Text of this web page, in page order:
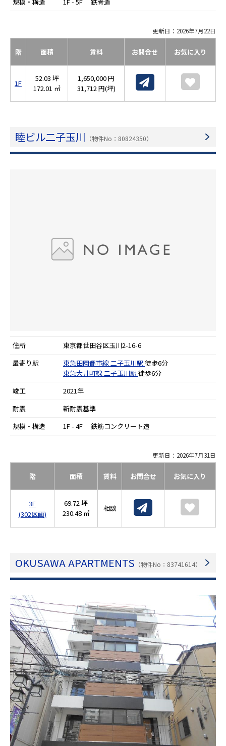
更新日：2026年7月22日
階 面積 賃料 お問合せ お気に入り
1F
52.03 坪
172.01 ㎡
1,650,000 円
31,712 円(坪)
睦ビル二子玉川 （物件No：80824350）
住所
東京都世田谷区玉川2-16-6
最寄り駅
東急田園都市線二子玉川駅 徒歩6分
東急大井町線二子玉川駅 徒歩6分
竣工
2021年
耐震
新耐震基準
規模・構造
1F - 4F 鉄筋コンクリート造
更新日：2026年7月31日
階 面積 賃料 お問合せ お気に入り
3F
(302区画)
69.72 坪
230.48 ㎡
相談
OKUSAWA APARTMENTS （物件No：83741614）